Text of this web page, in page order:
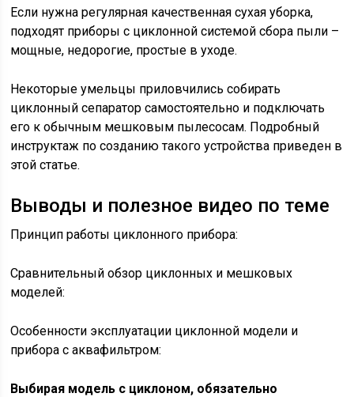
Если нужна регулярная качественная сухая уборка,
подходят приборы с циклонной системой сбора пыли –
мощные, недорогие, простые в уходе.
Некоторые умельцы приловчились собирать
циклонный сепаратор самостоятельно и подключать
его к обычным мешковым пылесосам. Подробный
инструктаж по созданию такого устройства приведен в
этой статье.
Выводы и полезное видео по теме
Принцип работы циклонного прибора:
Сравнительный обзор циклонных и мешковых
моделей:
Особенности эксплуатации циклонной модели и
прибора с аквафильтром:
Выбирая модель с циклоном, обязательно